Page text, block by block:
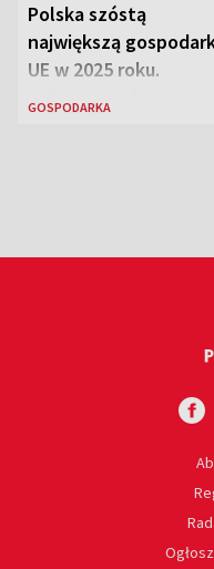
Polska szóstą
największą
UE w 2025 roku.
Najnowsze dane
GOSPODARKA